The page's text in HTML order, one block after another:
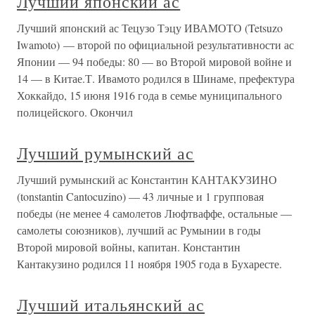
Лучший японский ас Тецузо Тэцу ИВАМОТО (Tetsuzo
Iwamoto) — второй по официальной результативности ас
Японии — 94 победы: 80 — во Второй мировой войне и
14 — в Китае.Т. Ивамото родился в Шинаме, префектура
Хоккайдо, 15 июня 1916 года в семье муниципального
полицейского. Окончил
Лучший румынский ас
Лучший румынский ас Константин КАНТАКУЗИНО
(tonstantin Cantocuzino) — 43 личные и 1 групповая
победы (не менее 4 самолетов Люфтваффе, остальные —
самолеты союзников), лучший ас Румынии в годы
Второй мировой войны, капитан. Константин
Кантакузино родился 11 ноября 1905 года в Бухаресте.
Лучший итальянский ас